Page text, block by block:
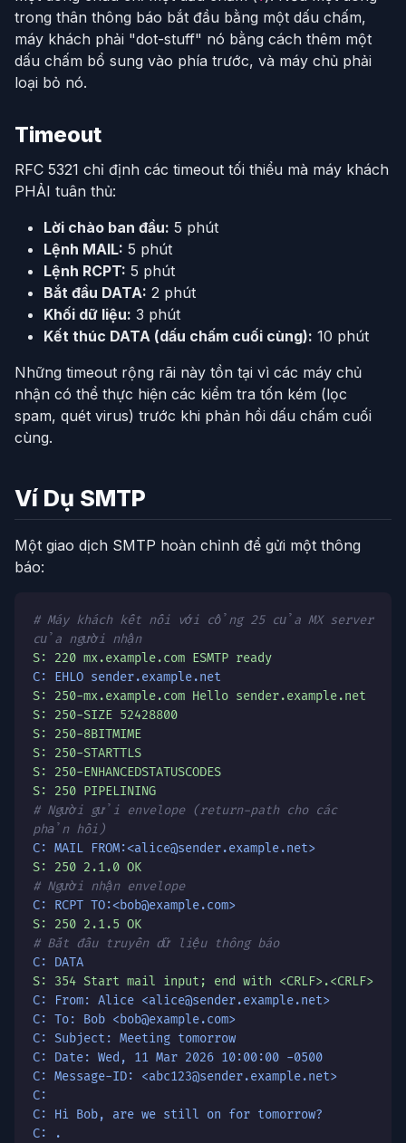
trong thân thông báo bắt đầu bằng một dấu chấm,
máy khách phải "dot-stuff" nó bằng cách thêm một
dấu chấm bổ sung vào phía trước, và máy chủ phải
loại bỏ nó.
Timeout
RFC 5321 chỉ định các timeout tối thiểu mà máy khách
PHẢI tuân thủ:
Lời chào ban đầu: 5 phút
Lệnh MAIL: 5 phút
Lệnh RCPT: 5 phút
Bắt đầu DATA: 2 phút
Khối dữ liệu: 3 phút
Kết thúc DATA (dấu chấm cuối cùng): 10 phút
Những timeout rộng rãi này tồn tại vì các máy chủ
nhận có thể thực hiện các kiểm tra tốn kém (lọc
spam, quét virus) trước khi phản hồi dấu chấm cuối
cùng.
Ví Dụ SMTP
Một giao dịch SMTP hoàn chỉnh để gửi một thông
báo:
# Máy khách kết nối với cổng 25 của MX server
của người nhận
S: 220 mx.example.com ESMTP ready
C: EHLO sender.example.net
S: 250-mx.example.com Hello sender.example.net
S: 250-SIZE 52428800
S: 250-8BITMIME
S: 250-STARTTLS
S: 250-ENHANCEDSTATUSCODES
S: 250 PIPELINING
# Người gửi envelope (return-path cho các
phản hồi)
C: MAIL FROM:<alice@sender.example.net>
S: 250 2.1.0 OK
# Người nhận envelope
C: RCPT TO:<bob@example.com>
S: 250 2.1.5 OK
# Bắt đầu truyền dữ liệu thông báo
C: DATA
S: 354 Start mail input; end with <CRLF>.<CRLF>
C: From: Alice <alice@sender.example.net>
C: To: Bob <bob@example.com>
C: Subject: Meeting tomorrow
C: Date: Wed, 11 Mar 2026 10:00:00 -0500
C: Message-ID: <abc123@sender.example.net>
C:
C: Hi Bob, are we still on for tomorrow?
C: .